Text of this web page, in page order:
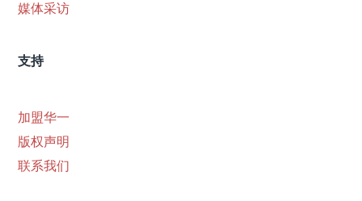
媒体采访
支持
加盟华一
版权声明
联系我们